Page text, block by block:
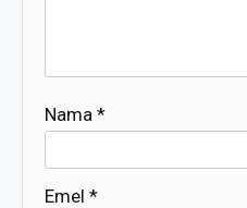
Nama *
Emel *